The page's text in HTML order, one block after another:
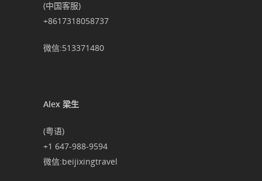
(中国客服)
+8617318058737
微信:513371480
Alex 梁生
(粤语)
+1 647-988-9594
微信:beijixingtravel